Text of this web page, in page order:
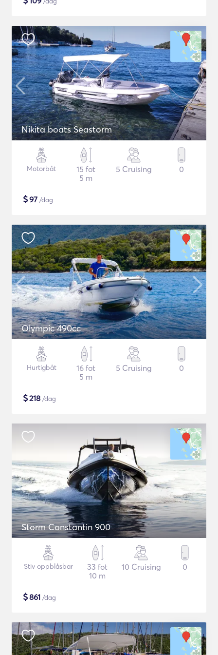
Nikita boats Seastorm
Motorbåt
15 fot
5 m
5 Cruising 0
$97 /dag
Olympic 490cc
Hurtigbåt
16 fot
5 m
5 Cruising 0
$218 /dag
Storm Constantin 900
Stiv oppblåsbar
33 fot
10 m
10 Cruising 0
$861 /dag